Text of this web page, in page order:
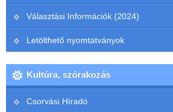
Választási Információk (2024)
Letölthető nyomtatványok
Kultúra, szórakozás
Csorvási Híradó